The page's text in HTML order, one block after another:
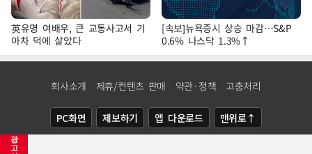
광
고
英유명 여배우, 큰 교통사고서 기
아차 덕에 살았다
[속보]뉴욕증시 상승 마감…S&P
0.6% 나스닥 1.3%↑
회사소개 제휴/컨텐츠 판매 약관·정책 고충처리
PC화면 제보하기 앱 다운로드 맨위로↑